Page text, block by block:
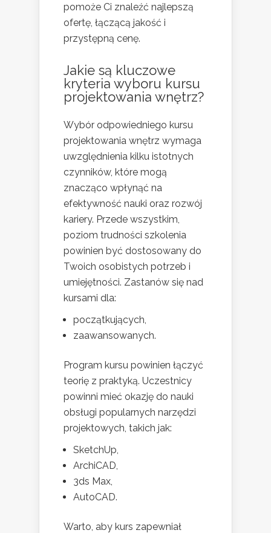
pomoże Ci znaleźć najlepszą
ofertę, łączącą jakość i
przystępną cenę.
Jakie są kluczowe
kryteria wyboru kursu
projektowania wnętrz?
Wybór odpowiedniego kursu
projektowania wnętrz wymaga
uwzględnienia kilku istotnych
czynników, które mogą
znacząco wpłynąć na
efektywność nauki oraz rozwój
kariery. Przede wszystkim,
poziom trudności szkolenia
powinien być dostosowany do
Twoich osobistych potrzeb i
umiejętności. Zastanów się nad
kursami dla:
początkujących,
zaawansowanych.
Program kursu powinien łączyć
teorię z praktyką. Uczestnicy
powinni mieć okazję do nauki
obsługi popularnych narzędzi
projektowych, takich jak:
SketchUp,
ArchiCAD,
3ds Max,
AutoCAD.
Warto, aby kurs zapewniał